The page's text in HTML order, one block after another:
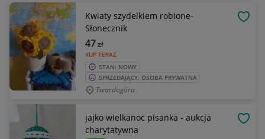
Kwiaty szydelkiem robione-
Słonecznik
KUP TERAZ
47zł
STAN: NOWY
SPRZEDAJĄCY: OSOBA PRYWATNA
Twardogóra
jajko wielkanoc pisanka - aukcja
charytatywna